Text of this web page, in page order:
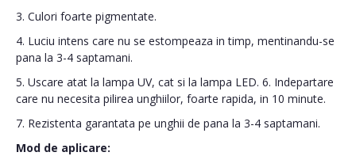
3. Culori foarte pigmentate.
4. Luciu intens care nu se estompeaza in timp, mentinandu-se
pana la 3-4 saptamani.
5. Uscare atat la lampa UV, cat si la lampa LED. 6. Indepartare
care nu necesita pilirea unghiilor, foarte rapida, in 10 minute.
7. Rezistenta garantata pe unghii de pana la 3-4 saptamani.
Mod de aplicare: